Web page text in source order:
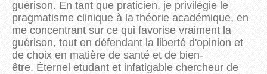
guérison. En tant que praticien, je privilégie le
pragmatisme clinique à la théorie académique, en
me concentrant sur ce qui favorise vraiment la
guérison, tout en défendant la liberté d'opinion et
de choix en matière de santé et de bien-
être. Éternel etudant et infatigable chercheur de